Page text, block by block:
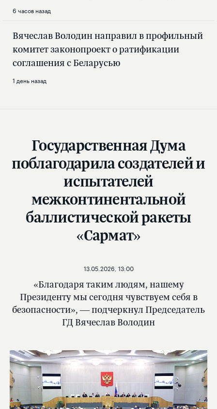
6 часов назад
Вячеслав Володин направил в профильный
комитет законопроект о ратификации
соглашения с Беларусью
1 день назад
Государственная Дума
поблагодарила создателей и
испытателей
межконтинентальной
баллистической ракеты
«Сармат»
«Благодаря таким людям, нашему
Президенту мы сегодня чувствуем себя в
безопасности», — подчеркнул Председатель
ГД Вячеслав Володин
13.05.2026, 13:00